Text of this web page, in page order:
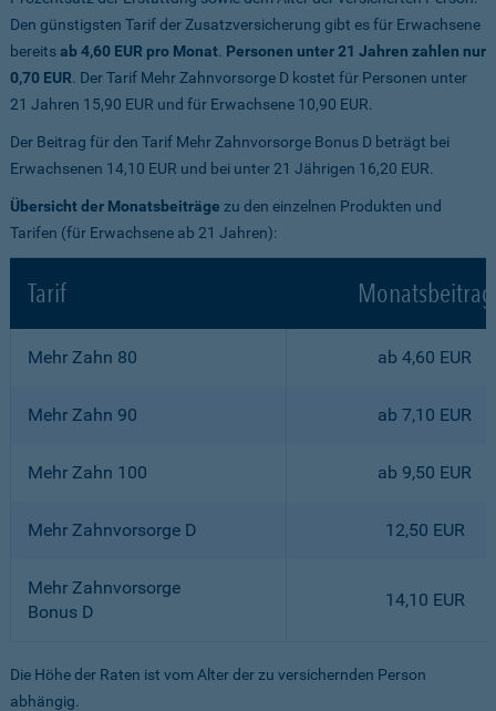
Den günstigsten Tarif der Zusatzversicherung gibt es für Erwachsene
bereitsab 4,60 EUR pro Monat. Personen unter 21 Jahren zahlen nur
0,70 EUR. Der Tarif Mehr Zahnvorsorge D kostet für Personen unter
21 Jahren 15,90 EUR und für Erwachsene 10,90 EUR.
Der Beitrag für den Tarif Mehr Zahnvorsorge Bonus D beträgt bei
Erwachsenen 14,10 EUR und bei unter 21 Jährigen 16,20 EUR.
Übersicht der Monatsbeiträge zu den einzelnen Produkten und
Tarifen (für Erwachsene ab 21 Jahren):
Tarif Monatsbeitrag
Mehr Zahn 80 ab 4,60 EUR
Mehr Zahn 90 ab 7,10 EUR
Mehr Zahn 100 ab 9,50 EUR
Mehr Zahnvorsorge D 12,50 EUR
Mehr Zahnvorsorge
Bonus D
14,10 EUR
Die Höhe der Raten ist vom Alter der zu versichernden Person
abhängig.